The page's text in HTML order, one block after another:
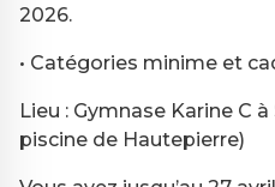
2026.
• Catégories minime et
Lieu : Gymnase Karine C
piscine de Hautepierre)